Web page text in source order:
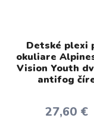
Detské plexi
okuliare
Vision Youth
antifog
27,60 €